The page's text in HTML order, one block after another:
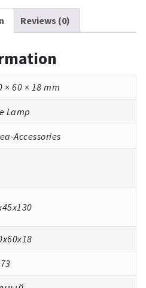
Reviews (0)
× 60 × 18 mm
Lamp
Accessories